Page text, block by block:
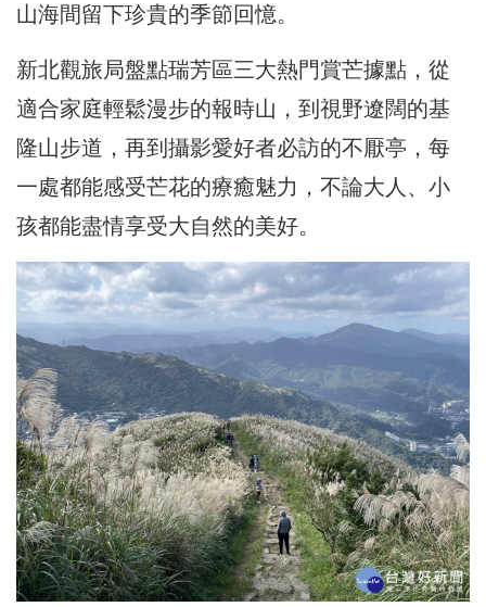
山海間留下珍貴的季節回憶。
新北觀旅局盤點瑞芳區三大熱門賞芒據點，從
適合家庭輕鬆漫步的報時山，到視野遼闊的基
隆山步道，再到攝影愛好者必訪的不厭亭，每
一處都能感受芒花的療癒魅力，不論大人、小
孩都能盡情享受大自然的美好。